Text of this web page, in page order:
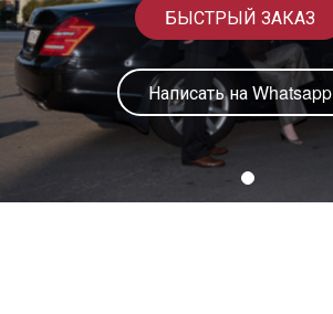
БЫСТРЫЙ ЗАКАЗ
Написать на Whatsapp